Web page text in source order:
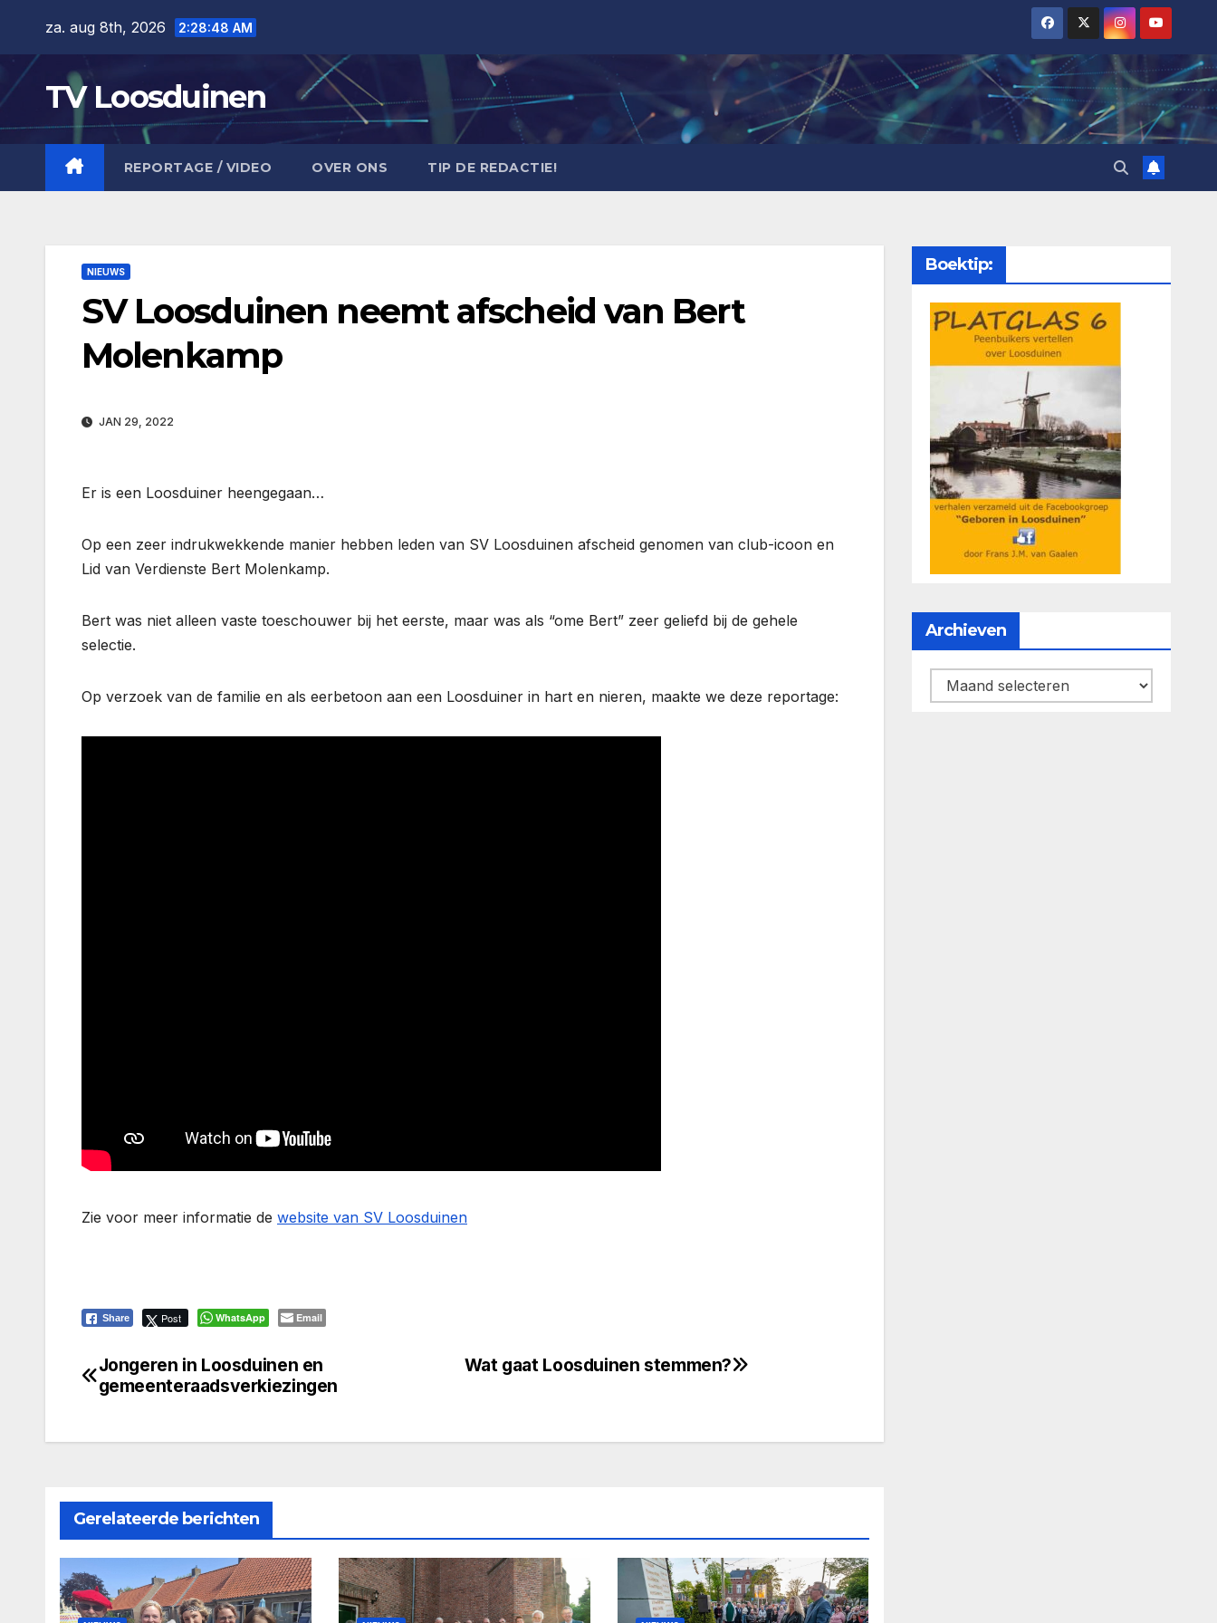
inhoud
za. aug 8th, 2026 2:28:49 AM
TV Loosduinen
REPORTAGE / VIDEO OVER ONS TIP DE REDACTIE!
NIEUWS
SV Loosduinen neemt afscheid van Bert
Molenkamp
JAN 29, 2022
Er is een Loosduiner heengegaan…
Op een zeer indrukwekkende manier hebben leden van SV Loosduinen afscheid genomen van club-icoon en
Lid van Verdienste Bert Molenkamp.
Bert was niet alleen vaste toeschouwer bij het eerste, maar was als “ome Bert” zeer geliefd bij de gehele
selectie.
Op verzoek van de familie en als eerbetoon aan een Loosduiner in hart en nieren, maakte we deze reportage:
Zie voor meer informatie de website van SV Loosduinen
Share Post WhatsApp Email
Bericht
Wat gaat Loosduinen stemmen?
Jongeren in Loosduinen en
gemeenteraadsverkiezingen
Gerelateerde berichten
Boektip:
Archieven
Archieven